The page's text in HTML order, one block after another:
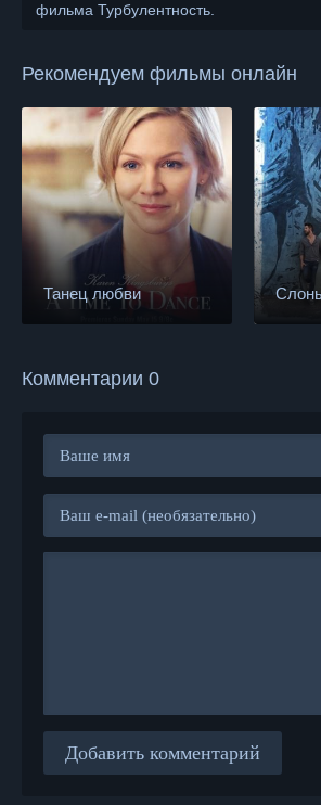
фильма Турбулентность.
Рекомендуем фильмы онлайн
Танец любви
Комментарии 0
Добавить комментарий